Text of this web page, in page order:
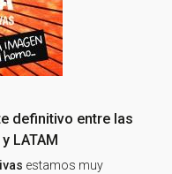
definitivo entre las
LATAM
estamos muy